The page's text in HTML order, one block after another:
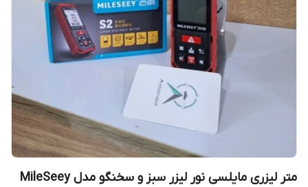
متر لیزری مایلسی نور لیزر سبز و سخنگو مدل MileSeey